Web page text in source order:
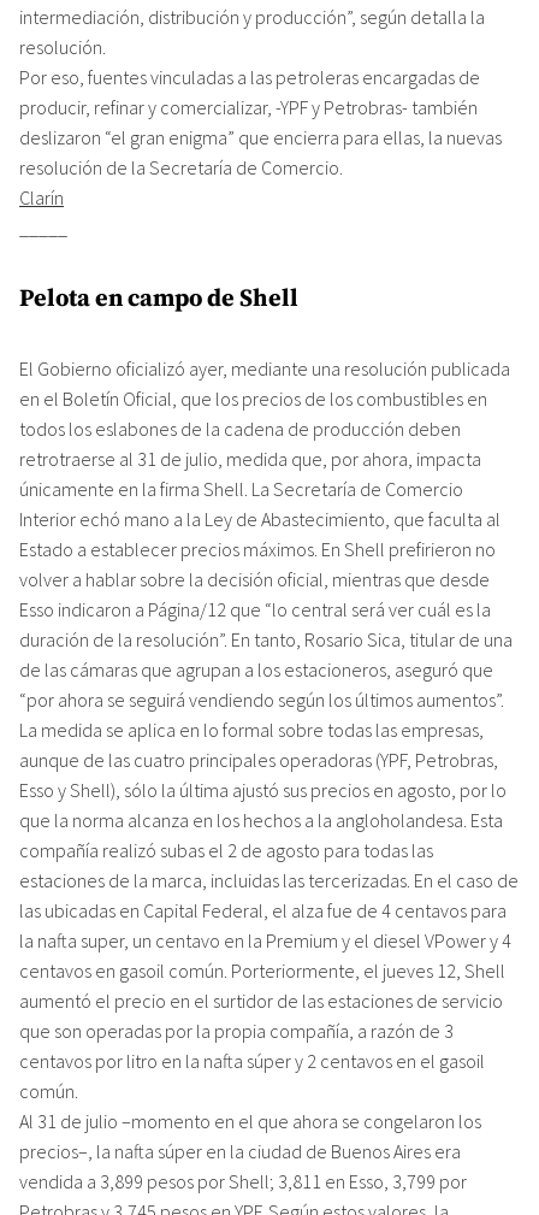
intermediación, distribución y producción”, según detalla la
resolución.
Por eso, fuentes vinculadas a las petroleras encargadas de
producir, refinar y comercializar, -YPF y Petrobras- también
deslizaron “el gran enigma” que encierra para ellas, la nuevas
resolución de la Secretaría de Comercio.
Clarín
Pelota en campo de Shell
El Gobierno oficializó ayer, mediante una resolución publicada
en el Boletín Oficial, que los precios de los combustibles en
todos los eslabones de la cadena de producción deben
retrotraerse al 31 de julio, medida que, por ahora, impacta
únicamente en la firma Shell. La Secretaría de Comercio
Interior echó mano a la Ley de Abastecimiento, que faculta al
Estado a establecer precios máximos. En Shell prefirieron no
volver a hablar sobre la decisión oficial, mientras que desde
Esso indicaron a Página/12 que “lo central será ver cuál es la
duración de la resolución”. En tanto, Rosario Sica, titular de una
de las cámaras que agrupan a los estacioneros, aseguró que
“por ahora se seguirá vendiendo según los últimos aumentos”.
La medida se aplica en lo formal sobre todas las empresas,
aunque de las cuatro principales operadoras (YPF, Petrobras,
Esso y Shell), sólo la última ajustó sus precios en agosto, por lo
que la norma alcanza en los hechos a la angloholandesa. Esta
compañía realizó subas el 2 de agosto para todas las
estaciones de la marca, incluidas las tercerizadas. En el caso de
las ubicadas en Capital Federal, el alza fue de 4 centavos para
la nafta super, un centavo en la Premium y el diesel VPower y 4
centavos en gasoil común. Porteriormente, el jueves 12, Shell
aumentó el precio en el surtidor de las estaciones de servicio
que son operadas por la propia compañía, a razón de 3
centavos por litro en la nafta súper y 2 centavos en el gasoil
común.
Al 31 de julio –momento en el que ahora se congelaron los
precios–, la nafta súper en la ciudad de Buenos Aires era
vendida a 3,899 pesos por Shell; 3,811 en Esso, 3,799 por